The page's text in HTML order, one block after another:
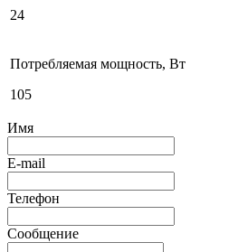
24
Потребляемая мощность, Вт
105
Имя
E-mail
Телефон
Сообщение